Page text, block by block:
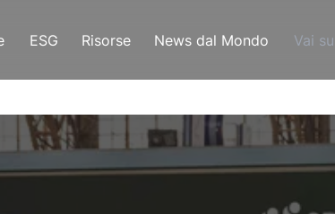
ESG Risorse News dal Mondo Vai